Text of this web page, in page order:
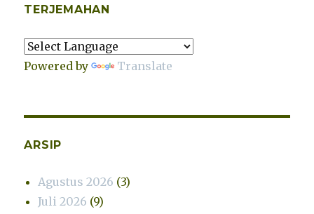
TERJEMAHAN
Powered by Translate
ARSIP
Agustus 2026 (3)
Juli 2026 (9)